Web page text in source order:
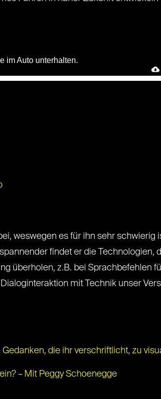
weswegen es für ihn sehr schwierig
findet er die Technologien,
überholen, z.B. bei Sprachbefehlen
mit Technik unser
die ihr verschriftlicht, zu
– Mit Peggy Schoenegge